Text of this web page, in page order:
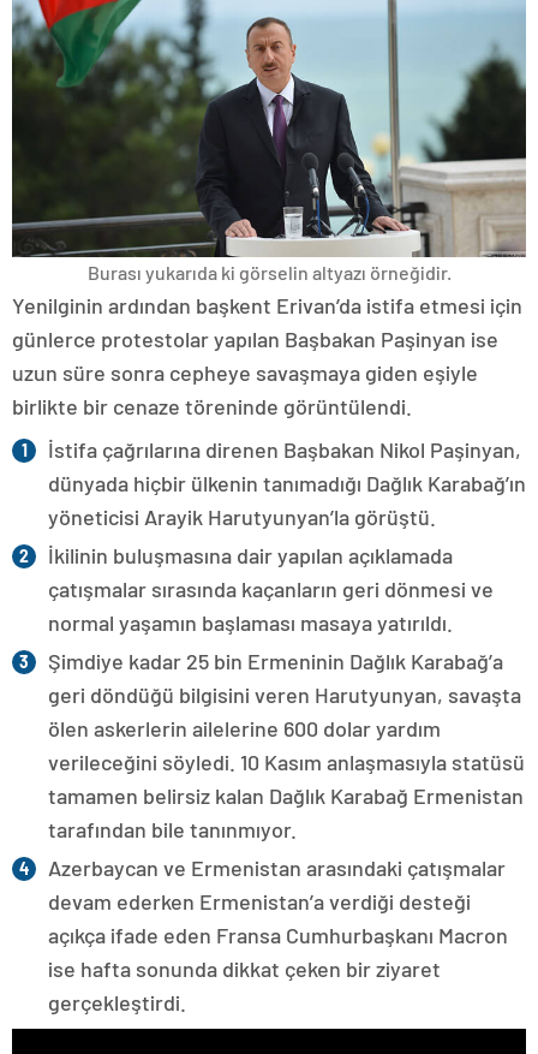
Burası yukarıda ki görselin altyazı örneğidir.
Yenilginin ardından başkent Erivan’da istifa etmesi için
günlerce protestolar yapılan Başbakan Paşinyan ise
uzun süre sonra cepheye savaşmaya giden eşiyle
birlikte bir cenaze töreninde görüntülendi.
İstifa çağrılarına direnen Başbakan Nikol Paşinyan,
dünyada hiçbir ülkenin tanımadığı Dağlık Karabağ’ın
yöneticisi Arayik Harutyunyan’la görüştü.
İkilinin buluşmasına dair yapılan açıklamada
çatışmalar sırasında kaçanların geri dönmesi ve
normal yaşamın başlaması masaya yatırıldı.
Şimdiye kadar 25 bin Ermeninin Dağlık Karabağ’a
geri döndüğü bilgisini veren Harutyunyan, savaşta
ölen askerlerin ailelerine 600 dolar yardım
verileceğini söyledi. 10 Kasım anlaşmasıyla statüsü
tamamen belirsiz kalan Dağlık Karabağ Ermenistan
tarafından bile tanınmıyor.
Azerbaycan ve Ermenistan arasındaki çatışmalar
devam ederken Ermenistan’a verdiği desteği
açıkça ifade eden Fransa Cumhurbaşkanı Macron
ise hafta sonunda dikkat çeken bir ziyaret
gerçekleştirdi.